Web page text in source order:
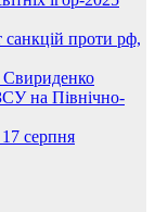
санкцій проти рф,
Свириденко
на Північно-
17 серпня